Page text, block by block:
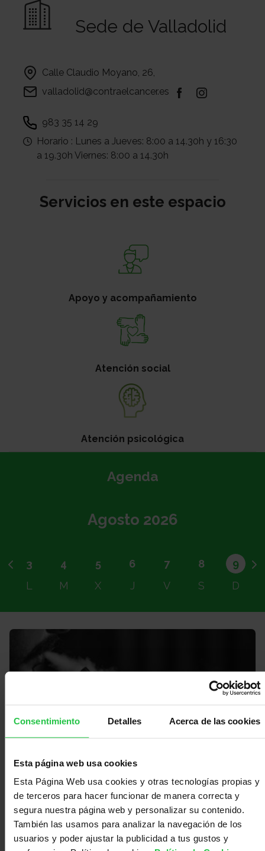
Consentimiento Detalles Acerca de las cookies
Esta página web usa cookies
Esta Página Web usa cookies y otras tecnologías propias y
de terceros para hacer funcionar de manera correcta y
segura nuestra página web y personalizar su contenido.
También las usamos para analizar la navegación de los
usuarios y poder ajustar la publicidad a tus gustos y
Sede de Valladolid
Calle Claudio Moyano, 26,
valladolid@contraelcancer.es
983 35 14 29
Horario : ​Lunes a Jueves: 8:00 a 14.30h y 16:30
a 19.30h Viernes: 8:00 a 14.30h
Servicios en este espacio
Apoyo y acompañamiento
Atención social
Atención psicológica
Agenda
Agosto 2026
3
L
4
M
5
X
6
J
7
V
8
S
9
D
Atrás
Taller para profresionales. Nuevas
formas de consumir nicotina - ONLINE